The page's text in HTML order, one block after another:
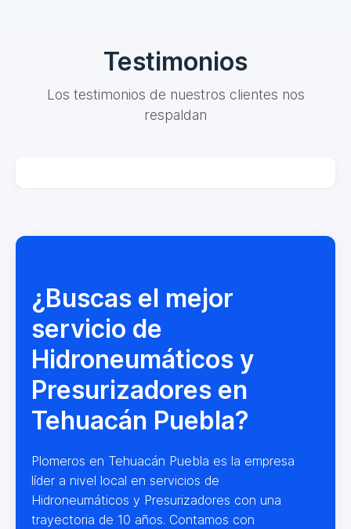
Testimonios
Los testimonios de nuestros clientes nos
respaldan
¿Buscas el mejor
servicio de
Hidroneumáticos y
Presurizadores en
Tehuacán Puebla?
Plomeros en Tehuacán Puebla es la empresa
líder a nivel local en servicios de
Hidroneumáticos y Presurizadores con una
trayectoria de 10 años. Contamos con